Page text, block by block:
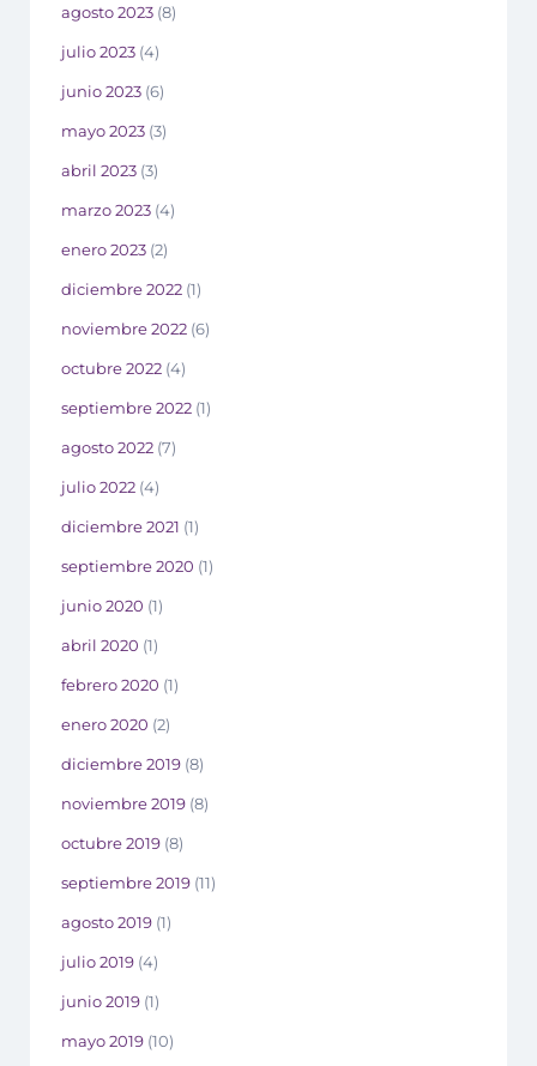
agosto 2023 (8)
julio 2023 (4)
junio 2023 (6)
mayo 2023 (3)
abril 2023 (3)
marzo 2023 (4)
enero 2023 (2)
diciembre 2022 (1)
noviembre 2022 (6)
octubre 2022 (4)
septiembre 2022 (1)
agosto 2022 (7)
julio 2022 (4)
diciembre 2021 (1)
septiembre 2020 (1)
junio 2020 (1)
abril 2020 (1)
febrero 2020 (1)
enero 2020 (2)
diciembre 2019 (8)
noviembre 2019 (8)
octubre 2019 (8)
septiembre 2019 (11)
agosto 2019 (1)
julio 2019 (4)
junio 2019 (1)
mayo 2019 (10)